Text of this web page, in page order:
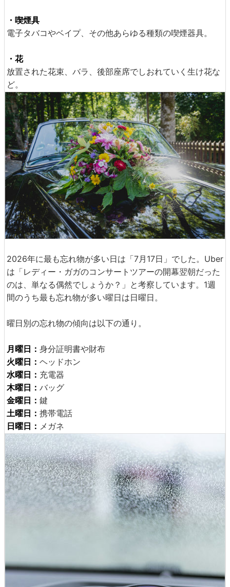
・喫煙具
電子タバコやベイプ、その他あらゆる種類の喫煙器具。
・花
放置された花束、バラ、後部座席でしおれていく生け花な
ど。
2026年に最も忘れ物が多い日は「7月17日」でした。Uber
は「レディー・ガガのコンサートツアーの開幕翌朝だった
のは、単なる偶然でしょうか？」と考察しています。1週
間のうち最も忘れ物が多い曜日は日曜日。
曜日別の忘れ物の傾向は以下の通り。
月曜日： 身分証明書や財布
火曜日： ヘッドホン
水曜日： 充電器
木曜日： バッグ
金曜日： 鍵
土曜日： 携帯電話
日曜日： メガネ